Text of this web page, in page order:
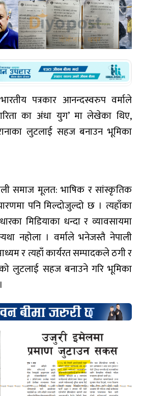
पत्रकार आनन्दस्वरुप वर्माले
का अंधा युग’ मा लेखेका थिए,
लुटलाई सहज बनाउन भूमिका
समाज मूलत: भाषिक र सांस्कृतिक
पनि मिल्दोजुल्दो छ । त्यहाँका
मिडियाका धन्दा र व्यावसायमा
नहोला । वर्माले भनेजस्तै नेपाली
र त्यहाँ कार्यरत सम्पादकले ठगी र
लुटलाई सहज बनाउने गरि भूमिका